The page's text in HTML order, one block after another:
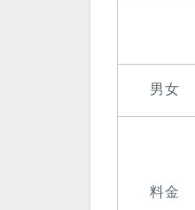
男女
料金